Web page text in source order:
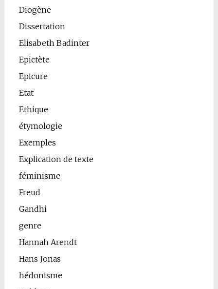
Diogène
Dissertation
Elisabeth Badinter
Epictète
Epicure
Etat
Ethique
étymologie
Exemples
Explication de texte
féminisme
Freud
Gandhi
genre
Hannah Arendt
Hans Jonas
hédonisme